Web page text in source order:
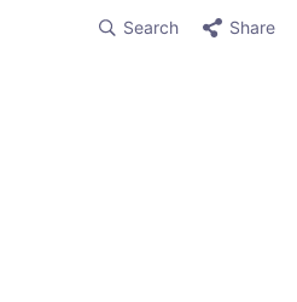
Search Share